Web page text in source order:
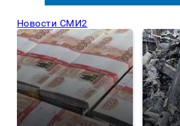
Новости СМИ2